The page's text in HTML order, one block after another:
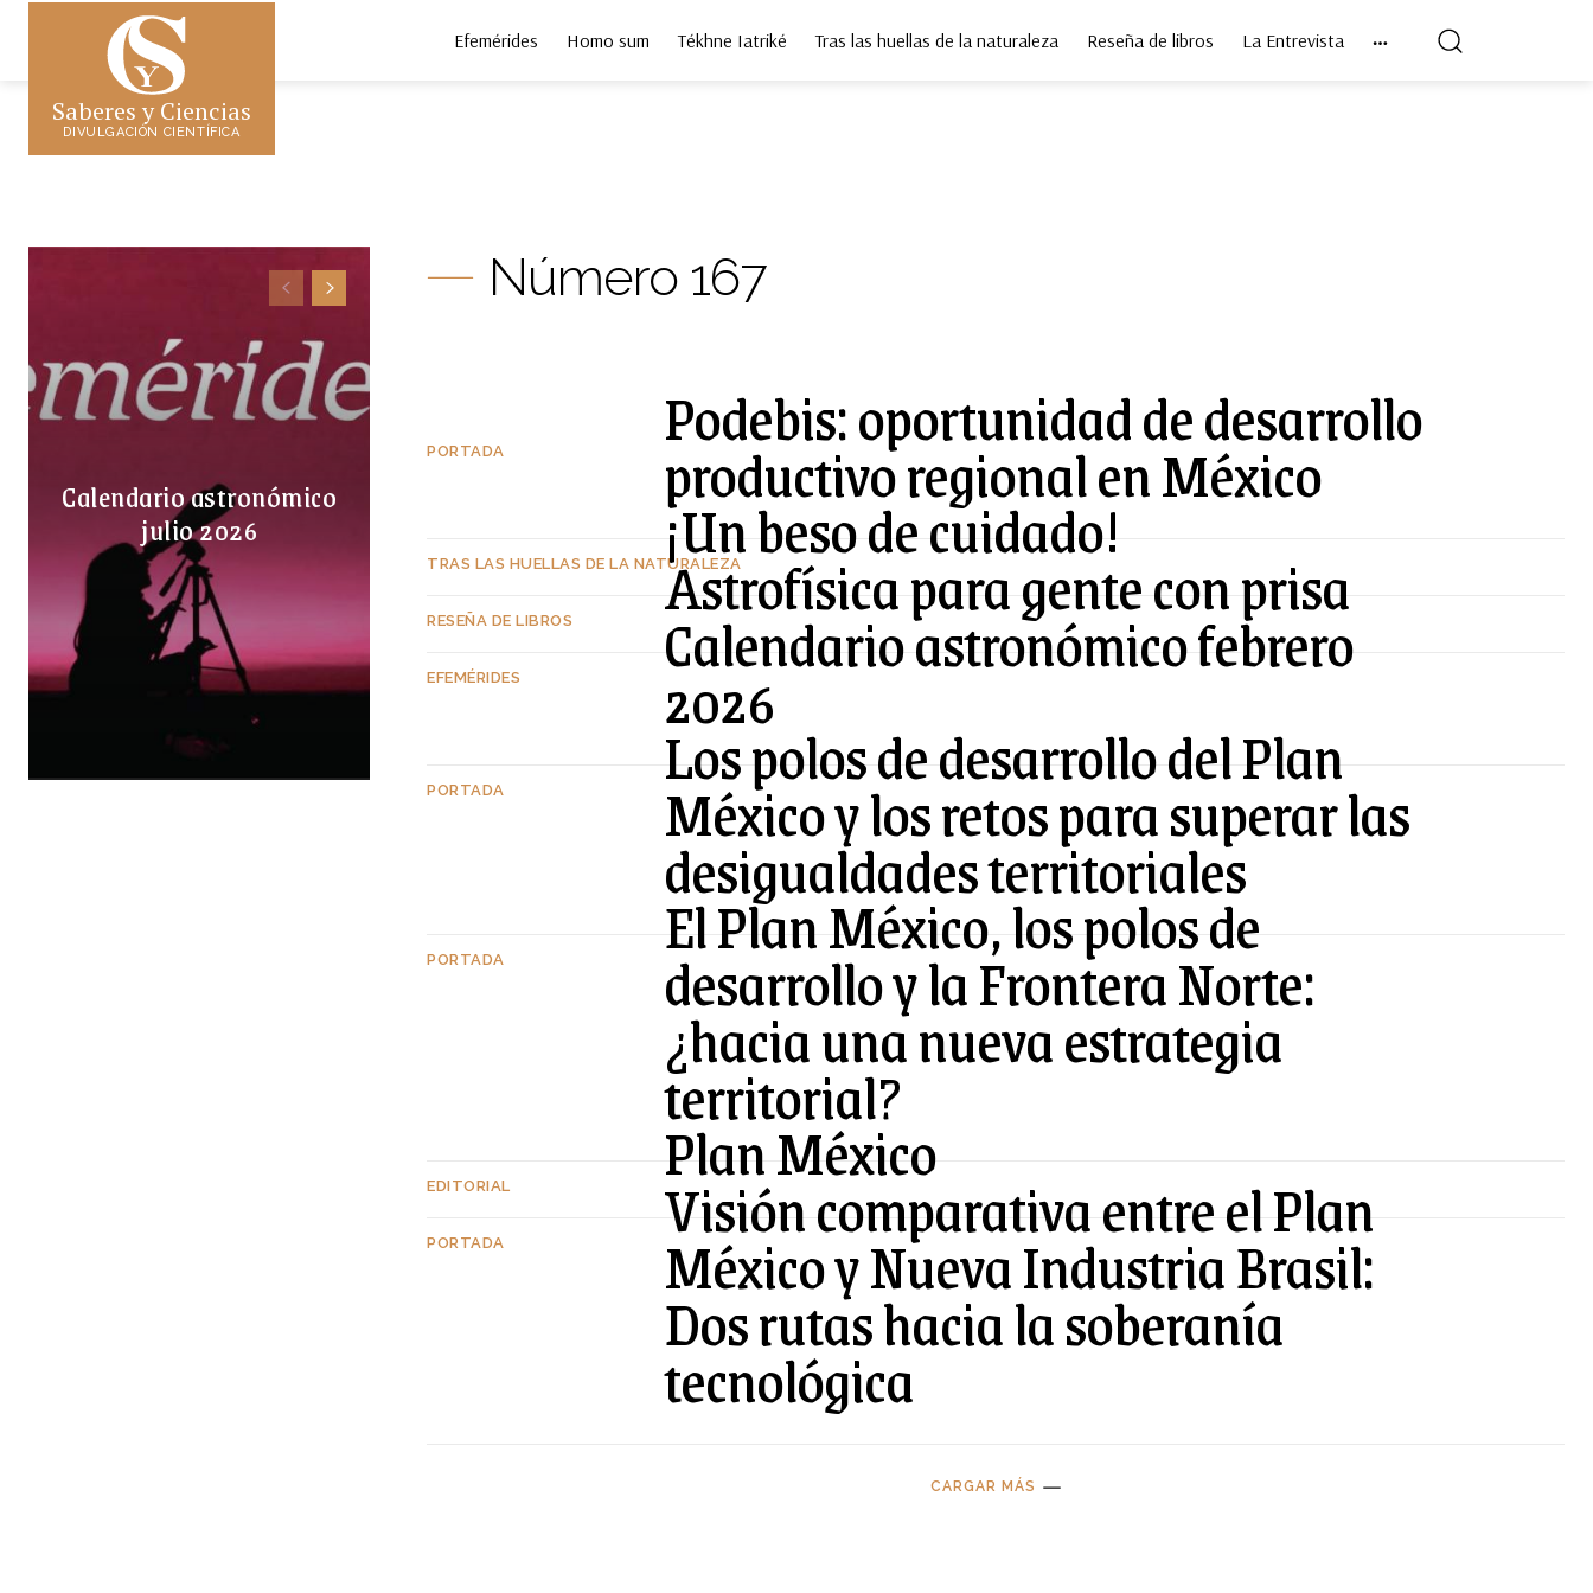
Saberes y Ciencias
DIVULGACIÓN CIENTÍFICA
Efemérides Homo sum Tékhne Iatriké Tras las huellas de la naturaleza Reseña de libros La Entrevista
Calendario astronómico
julio 2026
Número 167
PORTADA Podebis: oportunidad de desarrollo
productivo regional en México
TRAS LAS HUELLAS DE LA NATURALEZA¡Un beso de cuidado!
RESEÑA DE LIBROS Astrofísica para gente con prisa
EFEMÉRIDES Calendario astronómico febrero
2026
PORTADA Los polos de desarrollo del Plan
México y los retos para superar las
desigualdades territoriales
PORTADA El Plan México, los polos de
desarrollo y la Frontera Norte:
¿hacia una nueva estrategia
territorial?
EDITORIAL Plan México
PORTADA Visión comparativa entre el Plan
México y Nueva Industria Brasil:
Dos rutas hacia la soberanía
tecnológica
CARGAR MÁS